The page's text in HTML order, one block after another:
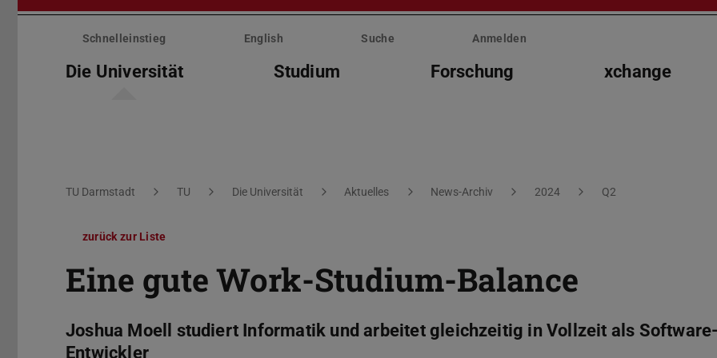
Menü
überspringenSchnelleinstieg English Suche Anmelden
Die Universität Studium Forschung xchange
Sie befinden sich hier:
TU Darmstadt TU Die Universität Aktuelles News-Archiv 2024 Q2
zurück zur Liste
Eine gute Work-Studium-Balance
Joshua Moell studiert Informatik und arbeitet gleichzeitig in Vollzeit als Software-
Entwickler